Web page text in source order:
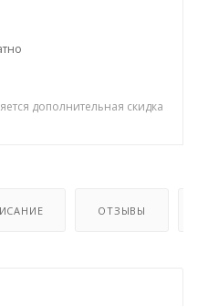
дополнительная скидка
ОТЗЫВЫ